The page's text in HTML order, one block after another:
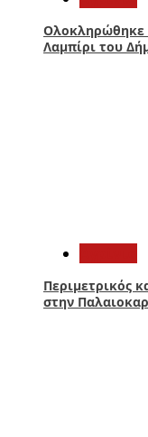
Ολοκληρώθηκε
Λαμπίρι του
Περιμετρικός
στην